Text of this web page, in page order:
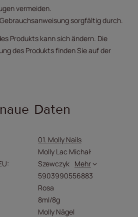
vermeiden.
sorgfältig durch.
Produkts kann sich ändern. Die
des Produkts finden Sie auf der
Daten
01. Molly Nails
Molly Lac Michał
Szewczyk Mehr
5903990556883
Rosa
8ml/8g
Molly Nägel